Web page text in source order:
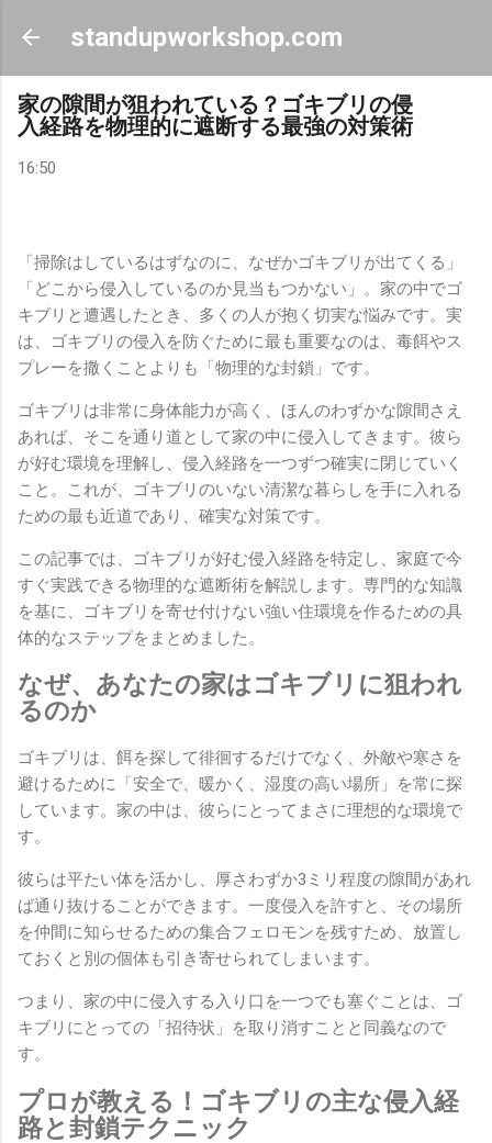
スキップしてメイン コンテンツに移動
standupworkshop.com
家の隙間が狙われている？ゴキブリの侵
入経路を物理的に遮断する最強の対策術
16:50
「掃除はしているはずなのに、なぜかゴキブリが出てくる」
「どこから侵入しているのか見当もつかない」。家の中でゴ
キブリと遭遇したとき、多くの人が抱く切実な悩みです。実
は、ゴキブリの侵入を防ぐために最も重要なのは、毒餌やス
プレーを撒くことよりも「物理的な封鎖」です。
ゴキブリは非常に身体能力が高く、ほんのわずかな隙間さえ
あれば、そこを通り道として家の中に侵入してきます。彼ら
が好む環境を理解し、侵入経路を一つずつ確実に閉じていく
こと。これが、ゴキブリのいない清潔な暮らしを手に入れる
ための最も近道であり、確実な対策です。
この記事では、ゴキブリが好む侵入経路を特定し、家庭で今
すぐ実践できる物理的な遮断術を解説します。専門的な知識
を基に、ゴキブリを寄せ付けない強い住環境を作るための具
体的なステップをまとめました。
なぜ、あなたの家はゴキブリに狙われ
るのか
ゴキブリは、餌を探して徘徊するだけでなく、外敵や寒さを
避けるために「安全で、暖かく、湿度の高い場所」を常に探
しています。家の中は、彼らにとってまさに理想的な環境で
す。
彼らは平たい体を活かし、厚さわずか3ミリ程度の隙間があれ
ば通り抜けることができます。一度侵入を許すと、その場所
を仲間に知らせるための集合フェロモンを残すため、放置し
ておくと別の個体も引き寄せられてしまいます。
つまり、家の中に侵入する入り口を一つでも塞ぐことは、ゴ
キブリにとっての「招待状」を取り消すことと同義なので
す。
プロが教える！ゴキブリの主な侵入経
路と封鎖テクニック